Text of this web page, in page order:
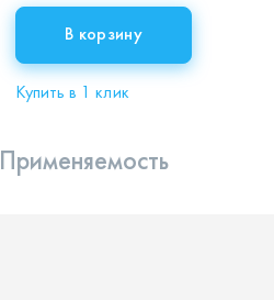
В корзину
Купить в 1 клик
Применяемость